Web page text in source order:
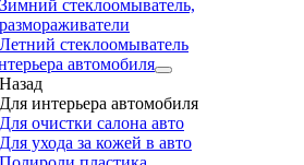
Зимний стеклоомыватель,
размораживатели
Летний стеклоомыватель
автомобиля
Назад
Для интерьера автомобиля
Для очистки салона авто
Для ухода за кожей в авто